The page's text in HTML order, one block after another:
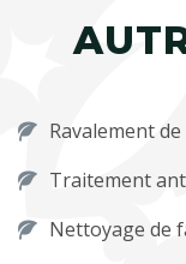
Ravalement
Traitement
Nettoyage de